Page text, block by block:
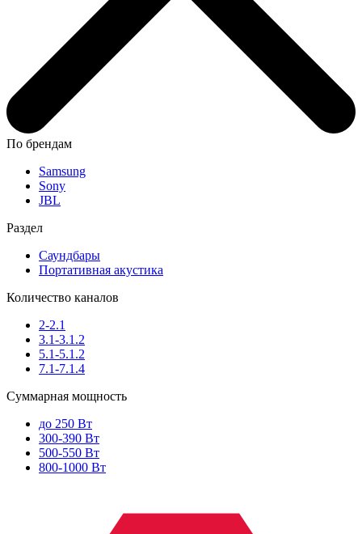
По брендам
Samsung
Sony
JBL
Раздел
Саундбары
Портативная акустика
Количество каналов
2-2.1
3.1-3.1.2
5.1-5.1.2
7.1-7.1.4
Суммарная мощность
до 250 Вт
300-390 Вт
500-550 Вт
800-1000 Вт